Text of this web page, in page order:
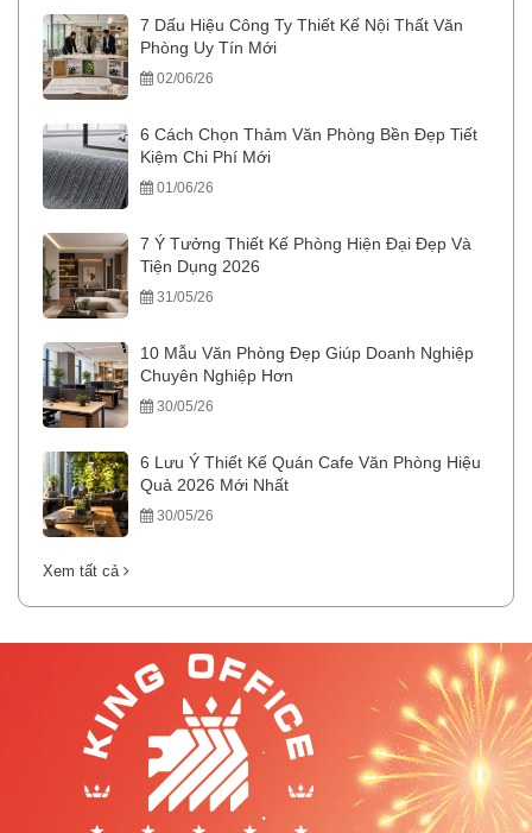
7 Dấu Hiệu Công Ty Thiết Kế Nội Thất Văn
Phòng Uy Tín Mới
02/06/26
6 Cách Chọn Thảm Văn Phòng Bền Đẹp Tiết
Kiệm Chi Phí Mới
01/06/26
7 Ý Tưởng Thiết Kế Phòng Hiện Đại Đẹp Và
Tiện Dụng 2026
31/05/26
10 Mẫu Văn Phòng Đẹp Giúp Doanh Nghiệp
Chuyên Nghiệp Hơn
30/05/26
6 Lưu Ý Thiết Kế Quán Cafe Văn Phòng Hiệu
Quả 2026 Mới Nhất
30/05/26
Xem tất cả
.
.